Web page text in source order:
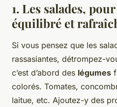
1. Les salades,
équilibré et
Si vous pensez que les
rassasiantes, détrompez-
c’est d’abord des légumes
colorés. Tomates,
laitue, etc. Ajoutez-y des